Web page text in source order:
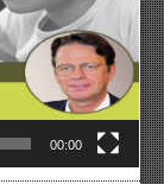
00:00